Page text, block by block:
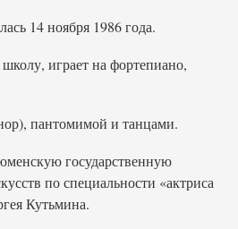
14 ноября 1986 года.
играет на фортепиано,
пантомимой и танцами.
государственную
по специальности «актриса
Кутьмина.